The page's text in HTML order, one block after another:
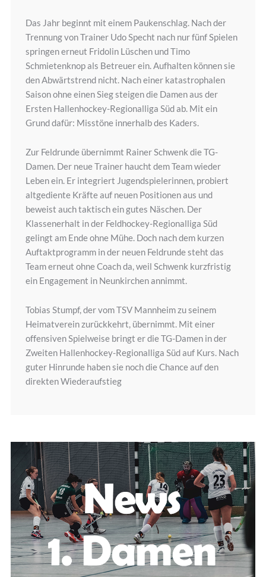
Das Jahr beginnt mit einem Paukenschlag. Nach der
Trennung von Trainer Udo Specht nach nur fünf Spielen
springen erneut Fridolin Lüschen und Timo
Schmietenknop als Betreuer ein. Aufhalten können sie
den Abwärtstrend nicht. Nach einer katastrophalen
Saison ohne einen Sieg steigen die Damen aus der
Ersten Hallenhockey-Regionalliga Süd ab. Mit ein
Grund dafür: Misstöne innerhalb des Kaders.
Zur Feldrunde übernimmt Rainer Schwenk die TG-
Damen. Der neue Trainer haucht dem Team wieder
Leben ein. Er integriert Jugendspielerinnen, probiert
altgediente Kräfte auf neuen Positionen aus und
beweist auch taktisch ein gutes Näschen. Der
Klassenerhalt in der Feldhockey-Regionalliga Süd
gelingt am Ende ohne Mühe. Doch nach dem kurzen
Auftaktprogramm in der neuen Feldrunde steht das
Team erneut ohne Coach da, weil Schwenk kurzfristig
ein Engagement in Neunkirchen annimmt.
Tobias Stumpf, der vom TSV Mannheim zu seinem
Heimatverein zurückkehrt, übernimmt. Mit einer
offensiven Spielweise bringt er die TG-Damen in der
Zweiten Hallenhockey-Regionalliga Süd auf Kurs. Nach
guter Hinrunde haben sie noch die Chance auf den
direkten Wiederaufstieg